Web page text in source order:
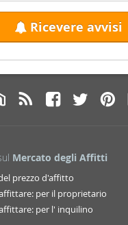
Ricevere avvisi
Mercato degli Affitti
prezzo d'affitto
per il proprietario
per l' inquilino